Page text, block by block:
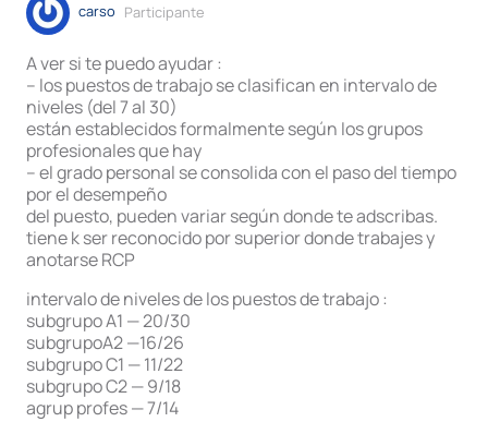
carso Participante
A ver si te puedo ayudar :
– los puestos de trabajo se clasifican en intervalo de
niveles (del 7 al 30)
están establecidos formalmente según los grupos
profesionales que hay
– el grado personal se consolida con el paso del tiempo
por el desempeño
del puesto, pueden variar según donde te adscribas.
tiene k ser reconocido por superior donde trabajes y
anotarse RCP
intervalo de niveles de los puestos de trabajo :
subgrupo A1 — 20/30
subgrupoA2 —16/26
subgrupo C1 — 11/22
subgrupo C2 — 9/18
agrup profes — 7/14